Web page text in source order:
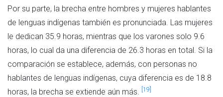
Por su parte, la brecha entre hombres y mujeres hablantes
de lenguas indígenas también es pronunciada. Las mujeres
le dedican 35.9 horas, mientras que los varones solo 9.6
horas, lo cual da una diferencia de 26.3 horas en total. Si la
comparación se establece, además, con personas no
hablantes de lenguas indígenas, cuya diferencia es de 18.8
horas, la brecha se extiende aún más. [19]